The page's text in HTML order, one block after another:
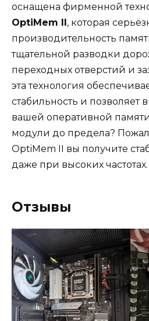
оснащена фирменной
OptiMem II , которая
производительность
тщательной разводки
переходных отверстий и
эта технология
стабильность и позволяет
вашей оперативной
модули до предела?
OptiMem II вы получите
даже при высоких частотах.
Отзывы